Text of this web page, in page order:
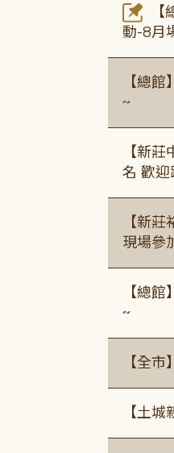
【
動-8月
【總
~
【新
名 歡迎
【新
現場參
【總
~
【全
【土